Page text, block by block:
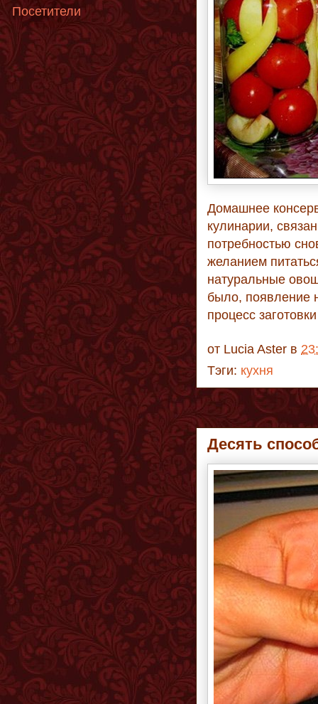
Домашнее
кулинарии,
потребностью
желанием
натуральные
было, появление
процесс
от Lucia Aster в
Тэги: кухня
Десять
Посетители